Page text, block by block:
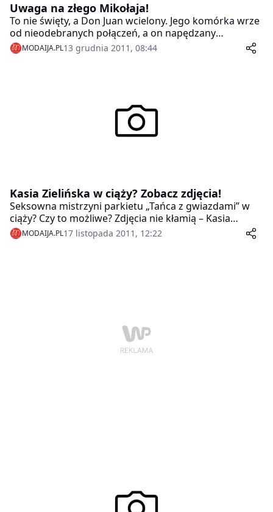
Uwaga na złego Mikołaja!
To nie święty, a Don Juan wcielony. Jego komórka wrze
od nieodebranych połączeń, a on napędzany
testosteronem uwodzi niemal każdą napotkaną
kobietę. Ten arogancko przystojny i bezczelnie pewny
MODAIJA.PL13 grudnia 2011, 08:44
Kasia Zielińska w ciąży? Zobacz zdjęcia!
Seksowna mistrzyni parkietu „Tańca z gwiazdami” w
ciąży? Czy to możliwe? Zdjęcia nie kłamią – Kasia
Zielińska promienieje z pokaźnym brzuszkiem.
MODAIJA.PL17 listopada 2011, 12:22